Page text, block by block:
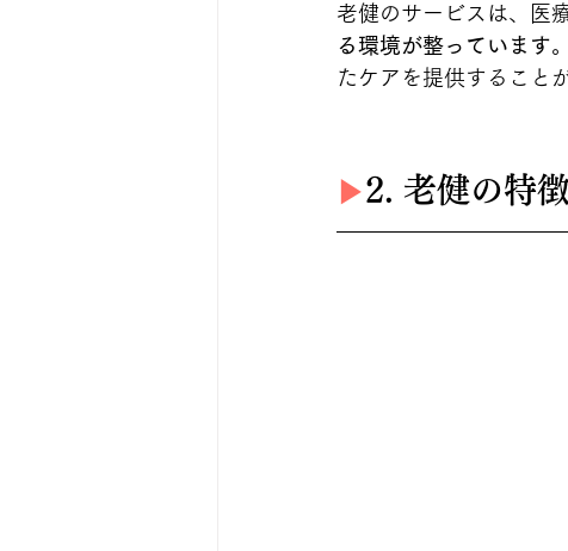
老健のサービスは、医
る環境が整っています
たケアを提供すること
▶︎2. 老健の特